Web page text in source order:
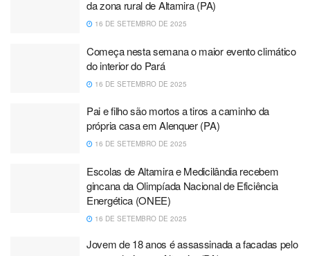
da zona rural de Altamira (PA)
16 DE SETEMBRO DE 2025
Começa nesta semana o maior evento climático
do interior do Pará
16 DE SETEMBRO DE 2025
Pai e filho são mortos a tiros a caminho da
própria casa em Alenquer (PA)
16 DE SETEMBRO DE 2025
Escolas de Altamira e Medicilândia recebem
gincana da Olimpíada Nacional de Eficiência
Energética (ONEE)
16 DE SETEMBRO DE 2025
Jovem de 18 anos é assassinada a facadas pelo